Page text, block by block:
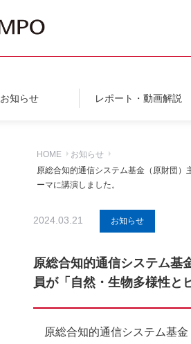
お知らせ レポート・動画解説
HOME
お知らせ
原総合知的通信システム基金（原財団
ーマに講演しました。
2024.03.21 お知らせ
原総合知的通信システム基
員が「自然・生物多様性と
原総合知的通信システム基